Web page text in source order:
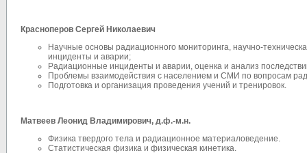
Красноперов Сергей Николаевич
Научные основы радиационного мониторинга, научно-
инциденты и аварии;
Радиационные инциденты и аварии, оценка и анализ
Проблемы взаимодействия с населением и СМИ по вопросам
Подготовка и организация проведения учений и тренировок.
Матвеев Леонид Владимирович, д.ф.-м.н.
Физика твердого тела и радиационное материаловедение.
Статистическая физика и физическая кинетика.